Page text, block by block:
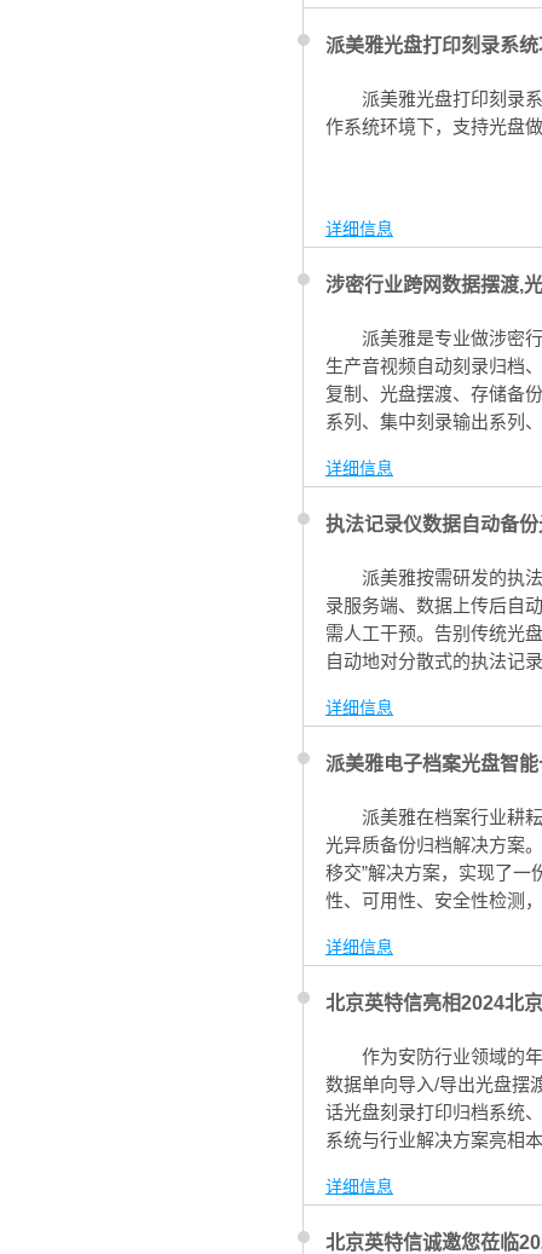
派美雅光盘打印刻录系
派美雅光盘打印刻录
作系统环境下，支持光盘
详细信息
涉密行业跨网数据摆渡,
派美雅是专业做涉密
生产音视频自动刻录归档
复制、光盘摆渡、存储备
系列、集中刻录输出系列
详细信息
执法记录仪数据自动备
派美雅按需研发的执
录服务端、数据上传后自
需人工干预。告别传统光
自动地对分散式的执法记
详细信息
派美雅电子档案光盘智
派美雅在档案行业耕
光异质备份归档解决方案
移交”解决方案，实现了
性、可用性、安全性检测
详细信息
北京英特信亮相2024北
作为安防行业领域的
数据单向导入/导出光盘摆
话光盘刻录打印归档系统
系统与行业解决方案亮相
详细信息
北京英特信诚邀您莅临